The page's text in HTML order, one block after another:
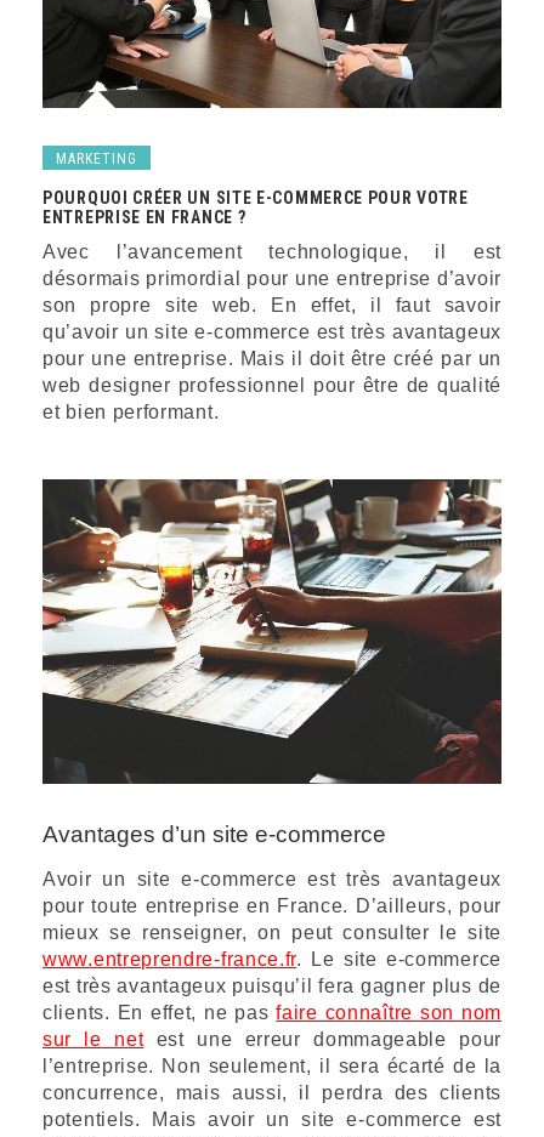
MARKETING
POURQUOI CRÉER UN SITE E-COMMERCE POUR VOTRE
ENTREPRISE EN FRANCE ?
Avec l’avancement technologique, il est
désormais primordial pour une entreprise d’avoir
son propre site web. En effet, il faut savoir
qu’avoir un site e-commerce est très avantageux
pour une entreprise. Mais il doit être créé par un
web designer professionnel pour être de qualité
et bien performant.
Avantages d’un site e-commerce
Avoir un site e-commerce est très avantageux
pour toute entreprise en France. D’ailleurs, pour
mieux se renseigner, on peut consulter le site
www.entreprendre-france.fr. Le site e-commerce
est très avantageux puisqu’il fera gagner plus de
clients. En effet, ne pasfaire connaître son nom
sur le netest une erreur dommageable pour
l’entreprise. Non seulement, il sera écarté de la
concurrence, mais aussi, il perdra des clients
potentiels. Mais avoir un site e-commerce est